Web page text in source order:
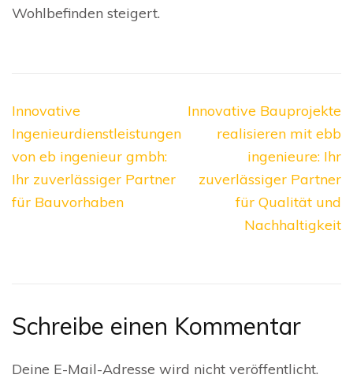
Wohlbefinden steigert.
Beitragsnavigation
Innovative
Ingenieurdienstleistungen
von eb ingenieur gmbh:
Ihr zuverlässiger Partner
für Bauvorhaben
Innovative Bauprojekte
realisieren mit ebb
ingenieure: Ihr
zuverlässiger Partner
für Qualität und
Nachhaltigkeit
Schreibe einen Kommentar
Deine E-Mail-Adresse wird nicht veröffentlicht.